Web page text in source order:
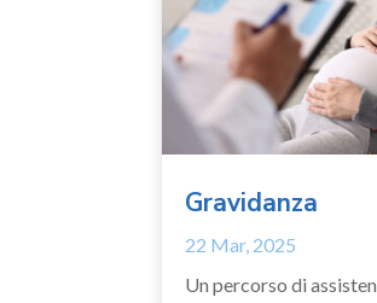
Gravidanza
22 Mar, 2025
Un percorso di